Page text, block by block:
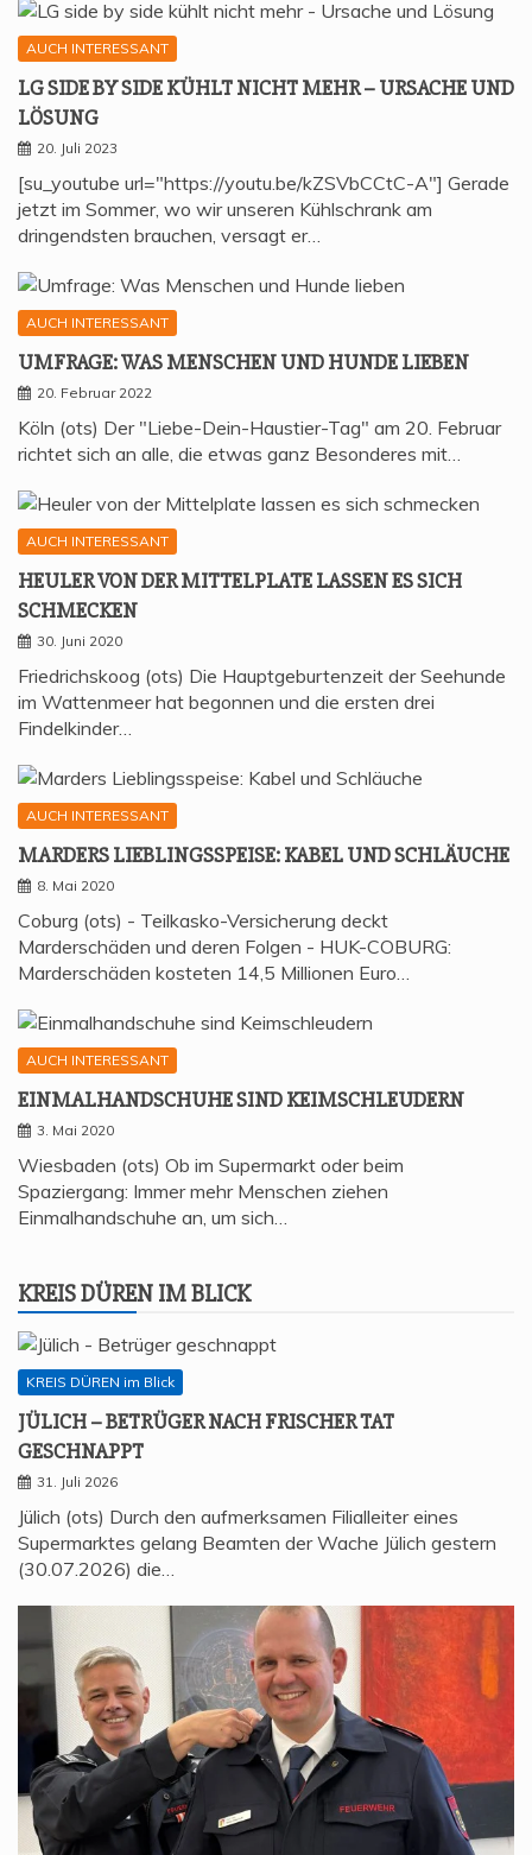
AUCH INTERESSANT
LG SIDE BY SIDE KÜHLT NICHT MEHR – URSA­CHE UND
LÖSUNG
20. Juli 2023
[su_youtube url="https://youtu.be/kZSVbCCtC-A"] Gerade
jetzt im Sommer, wo wir unseren Kühlschrank am
dringendsten brauchen, versagt er…
AUCH INTERESSANT
UMFRA­GE: WAS MEN­SCHEN UND HUN­DE LIEBEN
20. Februar 2022
Köln (ots) Der "Liebe-Dein-Haustier-Tag" am 20. Februar
richtet sich an alle, die etwas ganz Besonderes mit…
AUCH INTERESSANT
HEU­LER VON DER MIT­TEL­P­LA­TE LAS­SEN ES SICH
SCHMECKEN
30. Juni 2020
Friedrichskoog (ots) Die Hauptgeburtenzeit der Seehunde
im Wattenmeer hat begonnen und die ersten drei
Findelkinder…
AUCH INTERESSANT
MAR­DERS LIEB­LINGS­SPEI­SE: KABEL UND SCHLÄUCHE
8. Mai 2020
Coburg (ots) - Teilkasko-Versicherung deckt
Marderschäden und deren Folgen - HUK-COBURG:
Marderschäden kosteten 14,5 Millionen Euro…
AUCH INTERESSANT
EIN­MAL­HAND­SCHU­HE SIND KEIMSCHLEUDERN
3. Mai 2020
Wiesbaden (ots) Ob im Supermarkt oder beim
Spaziergang: Immer mehr Menschen ziehen
Einmalhandschuhe an, um sich…
KREIS DÜREN IM BLICK
KREIS DÜREN im Blick
JÜLICH – BETRÜ­GER NACH FRI­SCHER TAT
GESCHNAPPT
31. Juli 2026
Jülich (ots) Durch den aufmerksamen Filialleiter eines
Supermarktes gelang Beamten der Wache Jülich gestern
(30.07.2026) die…